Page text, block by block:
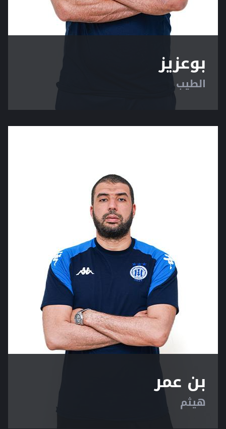
بوعزيز
الطيب
بن عمر
هيثم